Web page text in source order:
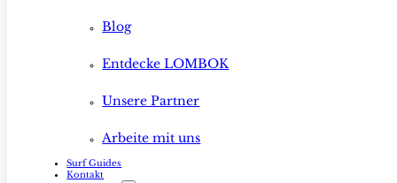
Blog
Entdecke LOMBOK
Unsere Partner
Arbeite mit uns
Surf Guides
Kontakt